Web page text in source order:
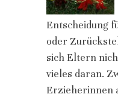
Entscheidung
oder
sich Eltern
vieles daran.
Erzieherinnen